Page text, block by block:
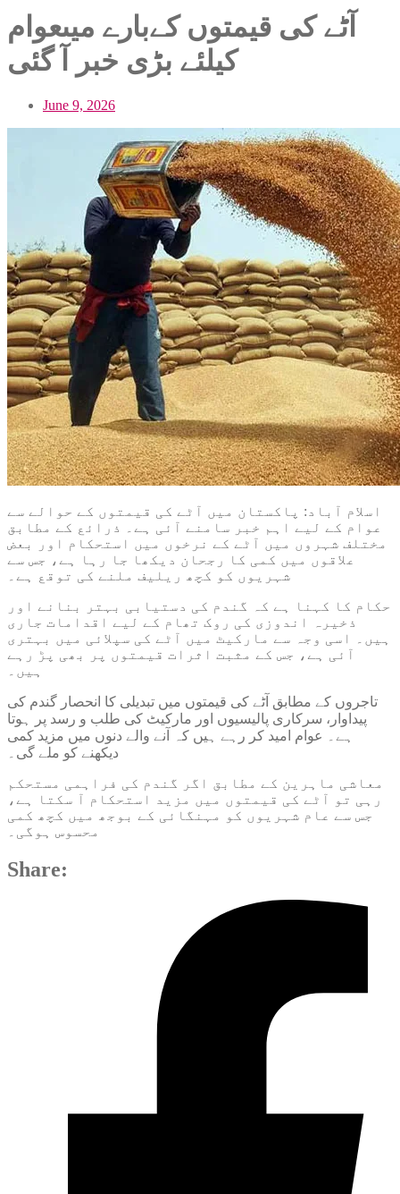
آٹے کی قیمتوں کےبارے میںعوام
کیلئے بڑی خبر آ گئی
June 9, 2026
اسلام آباد: پاکستان میں آٹے کی قیمتوں کے حوالے سے
عوام کے لیے اہم خبر سامنے آئی ہے۔ ذرائع کے مطابق
مختلف شہروں میں آٹے کے نرخوں میں استحکام اور بعض
علاقوں میں کمی کا رجحان دیکھا جا رہا ہے، جس سے
شہریوں کو کچھ ریلیف ملنے کی توقع ہے۔
حکام کا کہنا ہے کہ گندم کی دستیابی بہتر بنانے اور
ذخیرہ اندوزی کی روک تھام کے لیے اقدامات جاری
ہیں۔ اسی وجہ سے مارکیٹ میں آٹے کی سپلائی میں بہتری
آئی ہے، جس کے مثبت اثرات قیمتوں پر بھی پڑ رہے
ہیں۔
تاجروں کے مطابق آٹے کی قیمتوں میں تبدیلی کا انحصار گندم کی
پیداوار، سرکاری پالیسیوں اور مارکیٹ کی طلب و رسد پر ہوتا
ہے۔ عوام امید کر رہے ہیں کہ آنے والے دنوں میں مزید کمی
دیکھنے کو ملے گی۔
معاشی ماہرین کے مطابق اگر گندم کی فراہمی مستحکم
رہی تو آٹے کی قیمتوں میں مزید استحکام آ سکتا ہے،
جس سے عام شہریوں کو مہنگائی کے بوجھ میں کچھ کمی
محسوس ہوگی۔
Share: